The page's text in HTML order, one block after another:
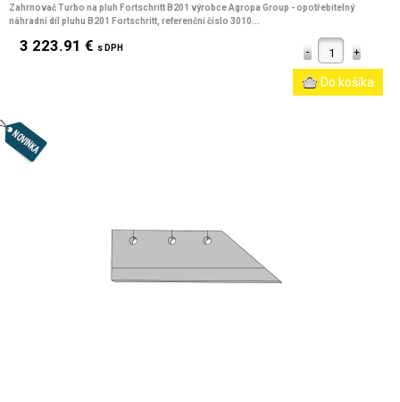
Zahrnovač Turbo na pluh Fortschritt B201 výrobce Agropa Group - opotřebitelný
náhradní díl pluhu B201 Fortschritt, referenční číslo 3010...
3 223.91 € s DPH